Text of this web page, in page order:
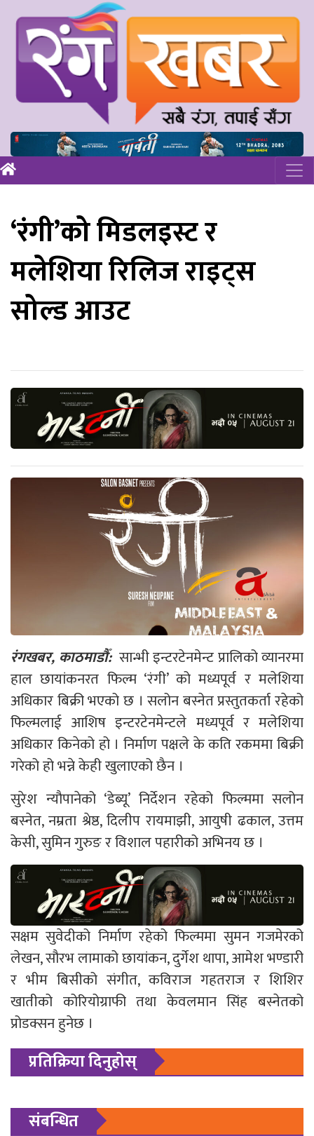
‘रंगी’को मिडलइस्ट र
मलेशिया रिलिज राइट्स
सोल्ड आउट
रंगखबर, काठमाडौँ: सान्भी इन्टरटेनमेन्ट प्रालिको व्यानरमा
हाल छायांकनरत फिल्म ‘रंगी’ को मध्यपूर्व र मलेशिया
अधिकार बिक्री भएको छ । सलोन बस्नेत प्रस्तुतकर्ता रहेको
फिल्मलाई आशिष इन्टरटेनमेन्टले मध्यपूर्व र मलेशिया
अधिकार किनेको हो । निर्माण पक्षले के कति रकममा बिक्री
गरेको हो भन्ने केही खुलाएको छैन ।
सुरेश न्यौपानेको ‘डेब्यू’ निर्देशन रहेको फिल्ममा सलोन
बस्नेत, नम्रता श्रेष्ठ, दिलीप रायमाझी, आयुषी ढकाल, उत्तम
केसी, सुमिन गुरुङ र विशाल पहारीको अभिनय छ ।
सक्षम सुवेदीको निर्माण रहेको फिल्ममा सुमन गजमेरको
लेखन, सौरभ लामाको छायांकन, दुर्गेश थापा, आमेश भण्डारी
र भीम बिसीको संगीत, कविराज गहतराज र शिशिर
खातीको कोरियोग्राफी तथा केवलमान सिंह बस्नेतको
प्रोडक्सन हुनेछ ।
प्रतिक्रिया दिनुहोस्
संबन्धित